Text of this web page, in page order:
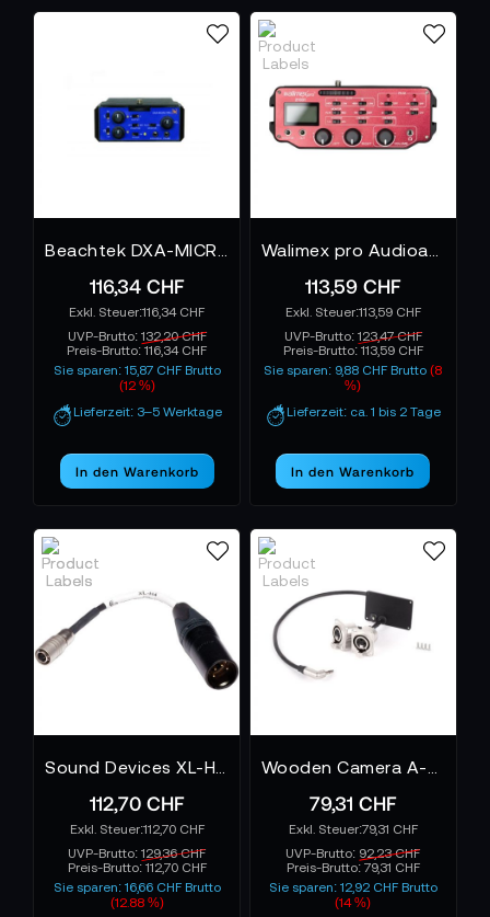
116,34 CHF
116,34 CHF
UVP-Brutto: 132,20 CHF
Preis-Brutto:116,34 CHF
Sie sparen: 15,87 CHF Brutto
(12 %)
Lieferzeit: 3–5 Werktage
In den Warenkorb
113,59 CHF
113,59 CHF
UVP-Brutto: 123,47 CHF
Preis-Brutto: 113,59 CHF
Sie sparen: 9,88 CHF Brutto(8
%)
Lieferzeit: ca. 1 bis 2 Tage
In den Warenkorb
112,70 CHF
112,70 CHF
UVP-Brutto:129,36 CHF
Preis-Brutto: 112,70 CHF
Sie sparen: 16,66 CHF Brutto
(12.88 %)
79,31 CHF
79,31 CHF
UVP-Brutto: 92,23 CHF
Preis-Brutto: 79,31 CHF
Sie sparen: 12,92 CHF Brutto
(14 %)